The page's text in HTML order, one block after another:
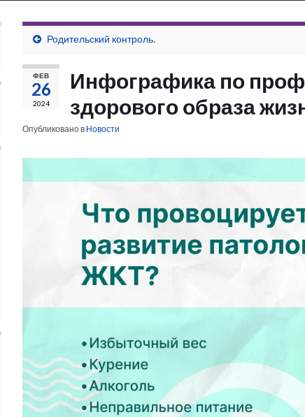
Родительский контроль.
ФЕВ
26
2024
Инфографика по
здорового образа
Опубликовано в Новости